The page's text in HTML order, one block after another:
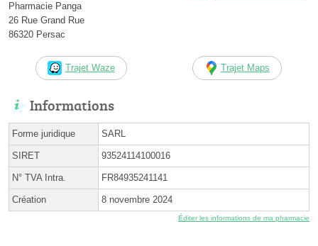
Pharmacie Panga
26 Rue Grand Rue
86320 Persac
Trajet Waze Trajet Maps
Informations
Forme juridique SARL
SIRET 93524114100016
N° TVA Intra. FR84935241141
Création 8 novembre 2024
Éditer les informations de ma pharmacie